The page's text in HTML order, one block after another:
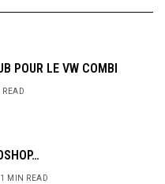
POUR LE VW COMBI
1 MIN READ